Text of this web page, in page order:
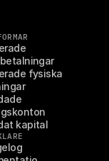
fysiska
kapital